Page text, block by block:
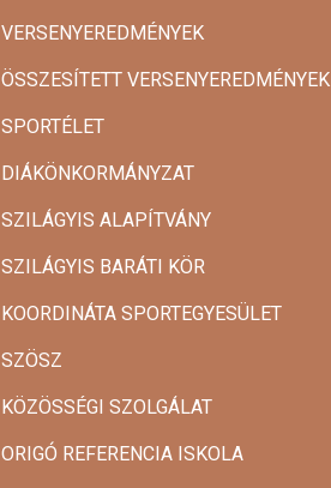
VERSENYEREDMÉNYEK
ÖSSZESÍTETT VERSENYEREDMÉNYEK
SPORTÉLET
DIÁKÖNKORMÁNYZAT
SZILÁGYIS ALAPÍTVÁNY
SZILÁGYIS BARÁTI KÖR
KOORDINÁTA SPORTEGYESÜLET
SZÖSZ
KÖZÖSSÉGI SZOLGÁLAT
ORIGÓ REFERENCIA ISKOLA